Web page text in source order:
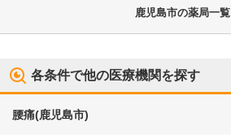
鹿児島市の薬局一覧
各条件で他の医療機関を探す
腰痛(鹿児島市)